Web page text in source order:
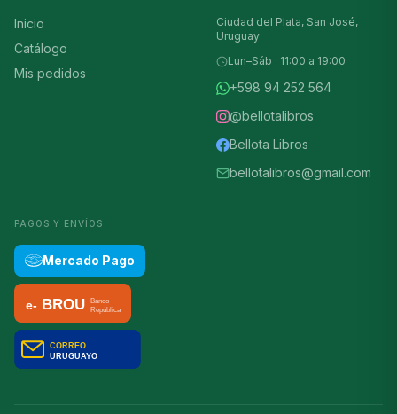
Inicio
Catálogo
Mis pedidos
Ciudad del Plata, San José,
Uruguay
Lun–Sáb · 11:00 a 19:00
+598 94 252 564
@bellotalibros
Bellota Libros
bellotalibros@gmail.com
PAGOS Y ENVÍOS
Mercado Pago